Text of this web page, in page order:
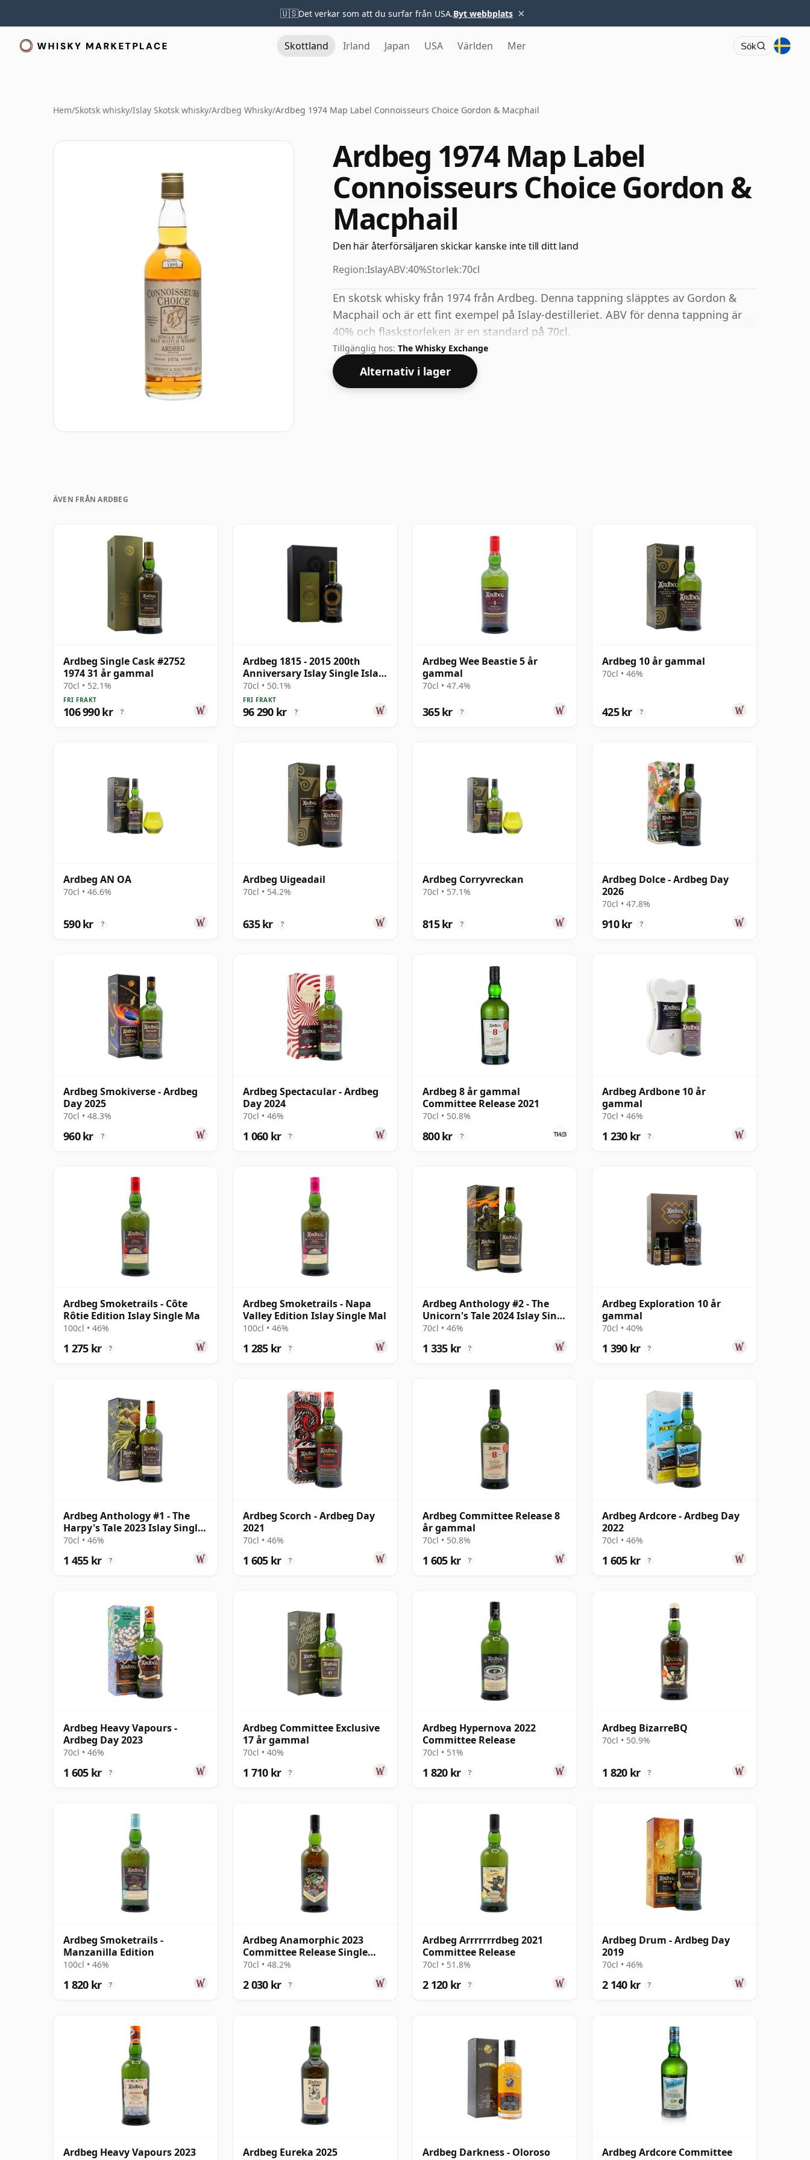
🇺🇸Det verkar som att du surfar från USA.Byt webbplats ×
Skottland Irland Japan USA Världen Mer Sök
Hem/Skotsk whisky/Islay Skotsk whisky/Ardbeg Whisky/Ardbeg 1974 Map Label Connoisseurs Choice Gordon & Macphail
Ardbeg 1974 Map Label
Connoisseurs Choice Gordon &
Macphail
Den här återförsäljaren skickar kanske inte till ditt land
Region:IslayABV:40%Storlek:70cl
En skotsk whisky från 1974 från Ardbeg. Denna tappning släpptes av Gordon &
Macphail och är ett fint exempel på Islay-destilleriet. ABV för denna tappning är
40% och flaskstorleken är en standard på 70cl.
Tillgänglig hos: The Whisky Exchange
Alternativ i lager
ÄVEN FRÅN ARDBEG
Ardbeg Single Cask #2752
1974 31 år gammal
70cl • 52.1%
FRI FRAKT
106 990 kr ?
Ardbeg 1815 - 2015 200th
Anniversary Islay Single Islay
M 1974 33 år gammal
70cl • 50.1%
FRI FRAKT
96 290 kr ?
Ardbeg Wee Beastie 5 år
gammal
70cl • 47.4%
365 kr ?
Ardbeg 10 år gammal
70cl • 46%
425 kr ?
Ardbeg AN OA
70cl • 46.6%
590 kr ?
Ardbeg Uigeadail
70cl • 54.2%
635 kr ?
Ardbeg Corryvreckan
70cl • 57.1%
815 kr ?
Ardbeg Dolce - Ardbeg Day
2026
70cl • 47.8%
910 kr ?
Ardbeg Smokiverse - Ardbeg
Day 2025
70cl • 48.3%
960 kr ?
Ardbeg Spectacular - Ardbeg
Day 2024
70cl • 46%
1 060 kr ?
Ardbeg 8 år gammal
Committee Release 2021
70cl • 50.8%
800 kr ?
Ardbeg Ardbone 10 år
gammal
70cl • 46%
1 230 kr ?
Ardbeg Smoketrails - Côte
Rôtie Edition Islay Single Ma
100cl • 46%
1 275 kr ?
Ardbeg Smoketrails - Napa
Valley Edition Islay Single Mal
100cl • 46%
1 285 kr ?
Ardbeg Anthology #2 - The
Unicorn's Tale 2024 Islay Singl
14 år gammal
70cl • 46%
1 335 kr ?
Ardbeg Exploration 10 år
gammal
70cl • 40%
1 390 kr ?
Ardbeg Anthology #1 - The
Harpy's Tale 2023 Islay Single
13 år gammal
70cl • 46%
1 455 kr ?
Ardbeg Scorch - Ardbeg Day
2021
70cl • 46%
1 605 kr ?
Ardbeg Committee Release 8
år gammal
70cl • 50.8%
1 605 kr ?
Ardbeg Ardcore - Ardbeg Day
2022
70cl • 46%
1 605 kr ?
Ardbeg Heavy Vapours -
Ardbeg Day 2023
70cl • 46%
1 605 kr ?
Ardbeg Committee Exclusive
17 år gammal
70cl • 40%
1 710 kr ?
Ardbeg Hypernova 2022
Committee Release
70cl • 51%
1 820 kr ?
Ardbeg BizarreBQ
70cl • 50.9%
1 820 kr ?
Ardbeg Smoketrails -
Manzanilla Edition
100cl • 46%
1 820 kr ?
Ardbeg Anamorphic 2023
Committee Release Single
Malt Scot
70cl • 48.2%
2 030 kr ?
Ardbeg Arrrrrrrdbeg 2021
Committee Release
70cl • 51.8%
2 120 kr ?
Ardbeg Drum - Ardbeg Day
2019
70cl • 46%
2 140 kr ?
Ardbeg Heavy Vapours 2023
Ardbeg Eureka 2025
Ardbeg Darkness - Oloroso
Ardbeg Ardcore Committee